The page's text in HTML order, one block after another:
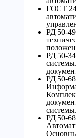
ГОСТ
РД 50-
РД 50-
РД 50-
РД 50-